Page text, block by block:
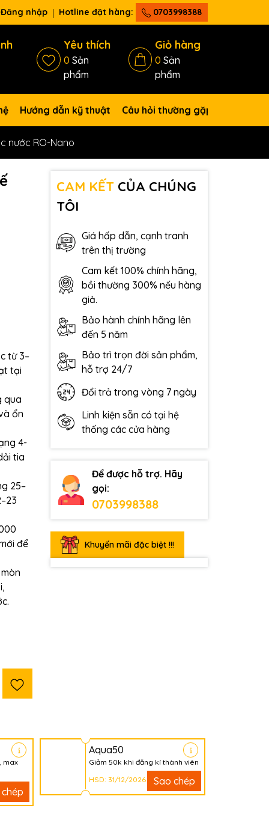
Đăng nhập Hotline đặt hàng: 0703998388
Yêu thích
0 Sản
phẩm
Giỏ hàng
0 Sản
phẩm
Hướng dẫn kỹ thuật Câu hỏi thường gặp
nước RO-Nano
từ 3–
tại
qua
ổn
4-
tia
25–
để
CAM KẾTCỦA CHÚNG
TÔI
Giá hấp dẫn, cạnh tranh
trên thị trường
Cam kết 100% chính hãng,
bồi thường 300% nếu hàng
giả.
Bảo hành chính hãng lên
đến 5 năm
Bảo trì trọn đời sản phẩm,
hỗ trợ 24/7
Đổi trả trong vòng 7 ngày
Linh kiện sẵn có tại hệ
thống các cửa hàng
Để được hỗ trợ. Hãy
gọi:
0703998388
Khuyến mãi đặc biệt !!!
max
Aqua50
Giảm 50k khi đăng kí thành viên
HSD: 31/12/2026
Sao chép